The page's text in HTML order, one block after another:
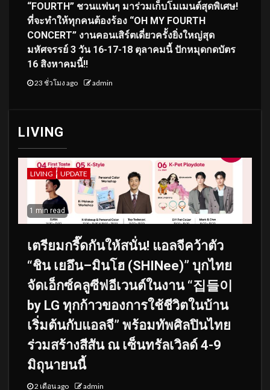
“FOURTH” ชวนแฟนๆ มาร่วมเก็บโมเมนต์สุดพิเศษ!
ที่จะทำให้ทุกคนต้องร้อง “OH MY FOURTH
CONCERT” งานคอนเสิร์ตเดี่ยวครั้งยิ่งใหญ่สุด
มหัศจรรย์ 3 วัน 16-17-18 ตุลาคมนี้ ปักหมุดกดบัตร
16 สิงหาคมนี้!!
23 ชั่วโมง ago admin
LIVING
LIVING UPDATE
1 min read
เตรียมกรี๊ดกันให้สนั่น! แอลจีคว้าตัว
“ชิน เยอึน–มินโฮ (SHINee)” บุกไทย
จัดเอ็กซ์คลูซีฟอีเวนต์ในงาน “집들이
by LG ทุกก้าวของการใช้ชีวิตในบ้าน
เริ่มต้นกับแอลจี” พร้อมทัพศิลปินไทย
ร่วมสร้างสีสัน ณ เซ็นทรัลเวิลด์ 4-9
มิถุนายนนี้
2 เดือน ago admin